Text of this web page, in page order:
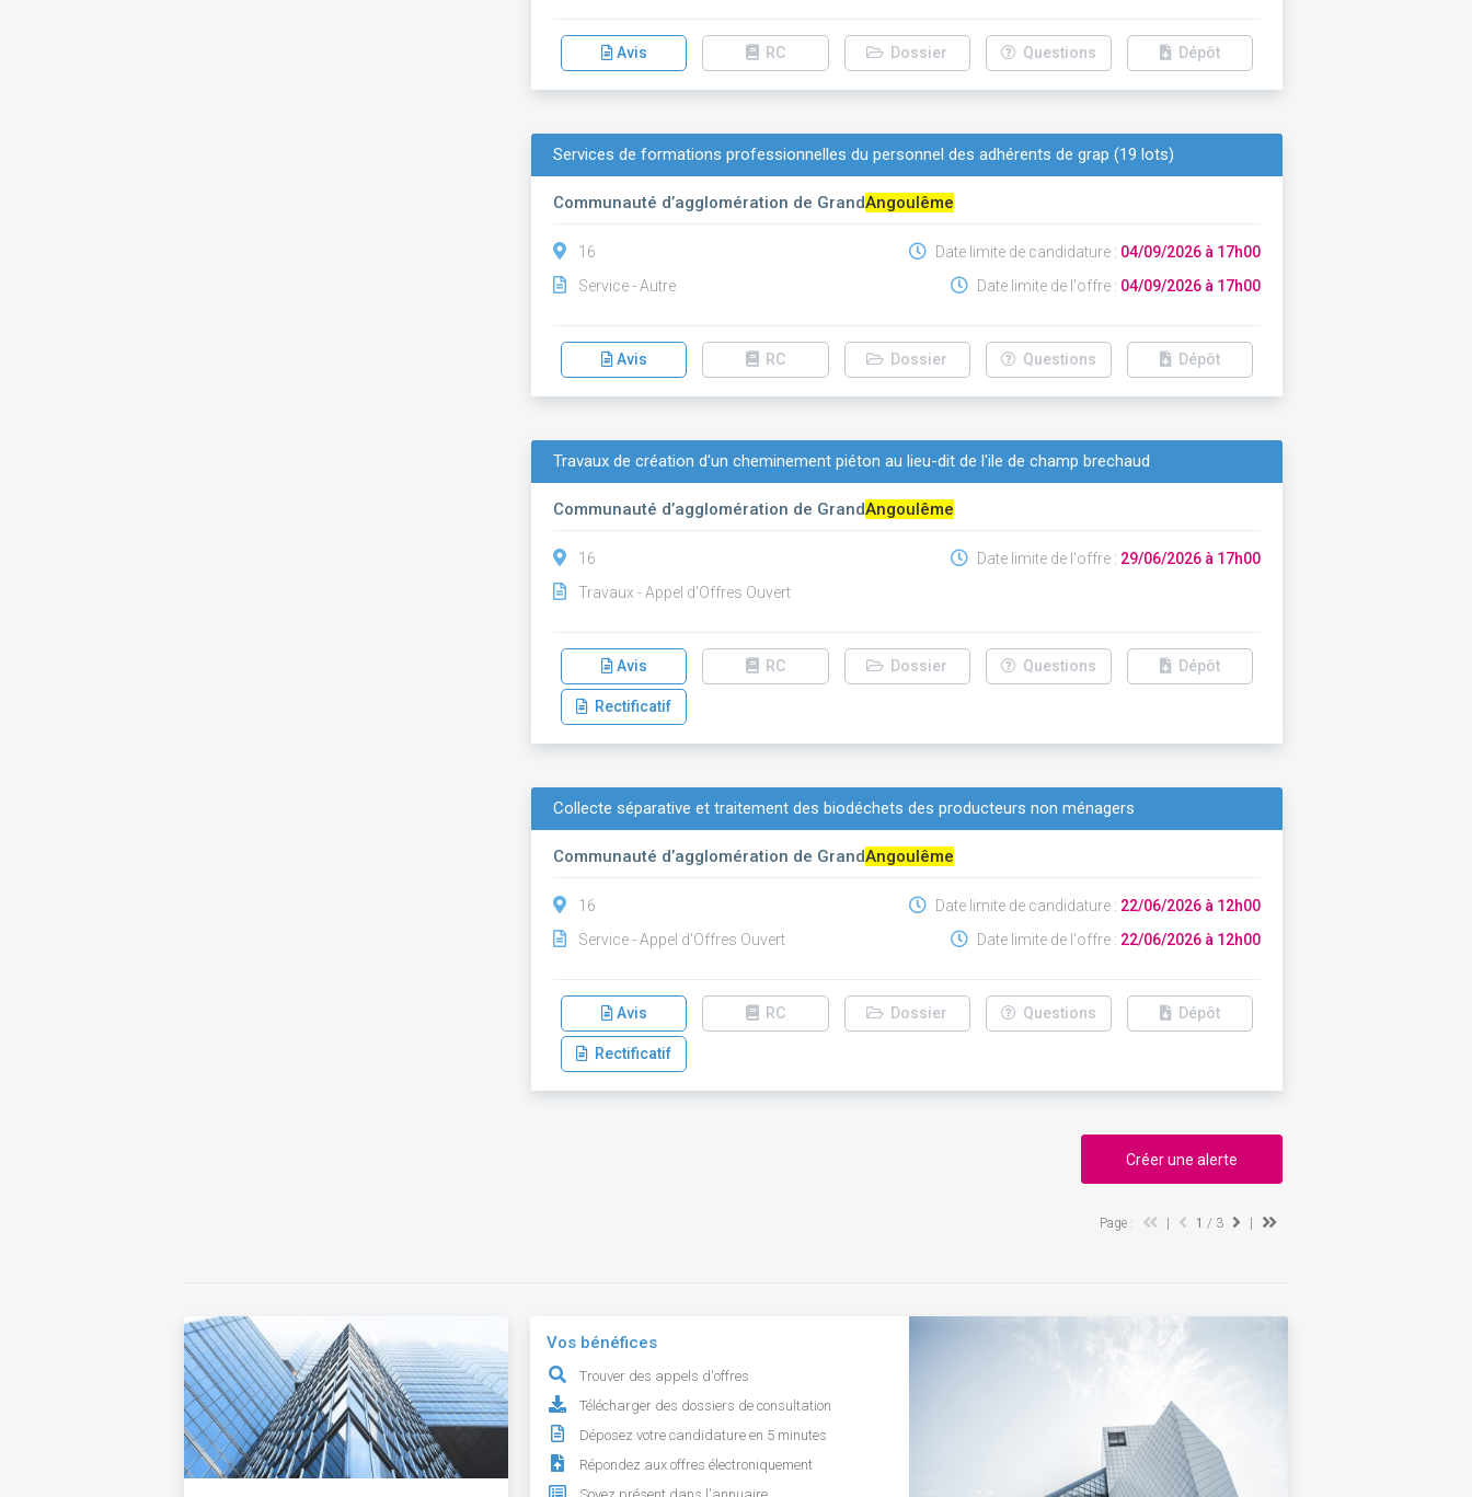
Avis RC Dossier Questions Dépôt
Services de formations professionnelles du personnel des adhérents de grap (19 lots)
Communauté d’agglomération de GrandAngoulême
16
Service - Autre
Date limite de candidature : 04/09/2026 à 17h00
Date limite de l'offre : 04/09/2026 à 17h00
Avis RC Dossier Questions Dépôt
Travaux de création d'un cheminement piéton au lieu-dit de l'ile de champ brechaud
Communauté d’agglomération de GrandAngoulême
16
Travaux - Appel d'Offres Ouvert
Date limite de l'offre : 29/06/2026 à 17h00
Avis RC Dossier Questions Dépôt
Rectificatif
Collecte séparative et traitement des biodéchets des producteurs non ménagers
Communauté d’agglomération de GrandAngoulême
16
Service - Appel d'Offres Ouvert
Date limite de candidature : 22/06/2026 à 12h00
Date limite de l'offre : 22/06/2026 à 12h00
Avis RC Dossier Questions Dépôt
Rectificatif
Créer une alerte
Page : 1 / 3
Vos bénéfices
Trouver des appels d'offres
Télécharger des dossiers de consultation
Déposez votre candidature en 5 minutes
Répondez aux offres électroniquement